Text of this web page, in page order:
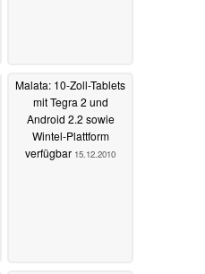
Malata: 10-Zoll-Tablets
mit Tegra 2 und
Android 2.2 sowie
Wintel-Plattform
verfügbar 15.12.2010